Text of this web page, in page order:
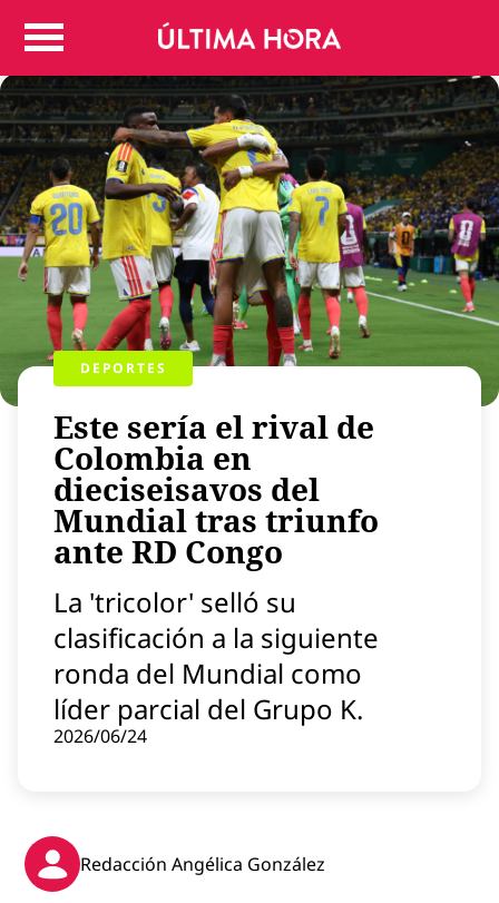
Colombia
Judicial
Politica
Regiones
Deportes
Positivas
Entretenimiento
Vida
Mundo
Más
Virales
Economía
Estilo de vida
Contenido patrocinado
Instagram
DEPORTES
Este sería el rival de
Colombia en
dieciseisavos del
Mundial tras triunfo
ante RD Congo
La 'tricolor' selló su
clasificación a la siguiente
ronda del Mundial como
líder parcial del Grupo K.
2026/06/24
Redacción Angélica González